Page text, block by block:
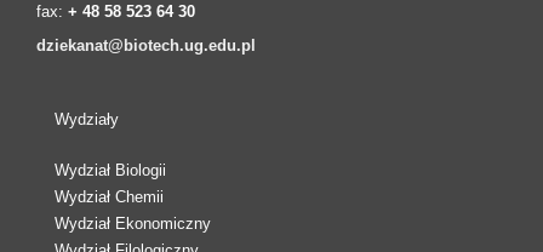
fax: + 48 58 523 64 30
dziekanat@biotech.ug.edu.pl
Wydziały
Wydział Biologii
Wydział Chemii
Wydział Ekonomiczny